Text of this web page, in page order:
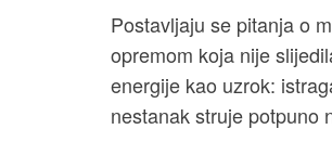
Postavljaju se pitanja o
opremom koja nije
energije kao uzrok:
nestanak struje potpuno